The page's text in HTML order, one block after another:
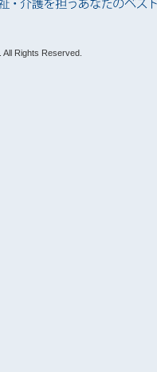
All Rights Reserved.